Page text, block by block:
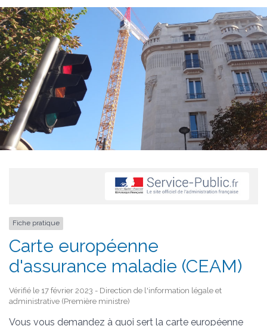
Fiche pratique
Carte européenne
d'assurance maladie (CEAM)
Vérifié le 17 février 2023 - Direction de l'information légale et
administrative (Première ministre)
Vous vous demandez à quoi sert la carte européenne